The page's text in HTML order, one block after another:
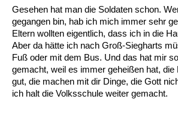
Gesehen hat man die Soldaten schon.
gegangen bin, hab ich mich immer sehr
Eltern wollten eigentlich, dass ich in die
Aber da hätte ich nach Groß-Siegharts
Fuß oder mit dem Bus. Und das hat mir
gemacht, weil es immer geheißen hat, die
gut, die machen mit dir Dinge, die Gott
ich halt die Volksschule weiter gemacht.